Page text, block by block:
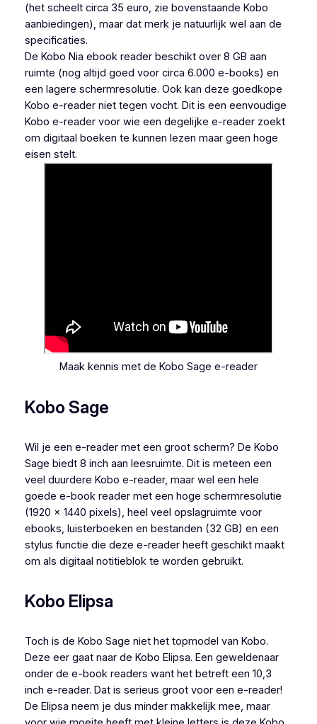
(het scheelt circa 35 euro, zie bovenstaande Kobo
aanbiedingen), maar dat merk je natuurlijk wel aan de
specificaties.
De Kobo Nia ebook reader beschikt over 8 GB aan
ruimte (nog altijd goed voor circa 6.000 e-books) en
een lagere schermresolutie. Ook kan deze goedkope
Kobo e-reader niet tegen vocht. Dit is een eenvoudige
Kobo e-reader voor wie een degelijke e-reader zoekt
om digitaal boeken te kunnen lezen maar geen hoge
eisen stelt.
Maak kennis met de Kobo Sage e-reader
Kobo Sage
Wil je een e-reader met een groot scherm? De Kobo
Sage biedt 8 inch aan leesruimte. Dit is meteen een
veel duurdere Kobo e-reader, maar wel een hele
goede e-book reader met een hoge schermresolutie
(1920 x 1440 pixels), heel veel opslagruimte voor
ebooks, luisterboeken en bestanden (32 GB) en een
stylus functie die deze e-reader heeft geschikt maakt
om als digitaal notitieblok te worden gebruikt.
Kobo Elipsa
Toch is de Kobo Sage niet het topmodel van Kobo.
Deze eer gaat naar de Kobo Elipsa. Een geweldenaar
onder de e-book readers want het betreft een 10,3
inch e-reader. Dat is serieus groot voor een e-reader!
De Elipsa neem je dus minder makkelijk mee, maar